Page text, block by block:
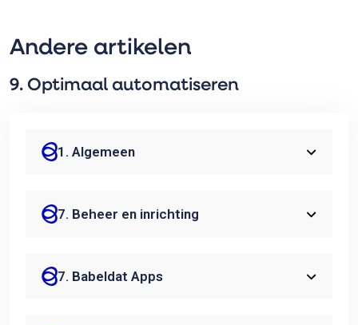
Andere artikelen
9. Optimaal automatiseren
1. Algemeen
7. Beheer en inrichting
7. Babeldat Apps